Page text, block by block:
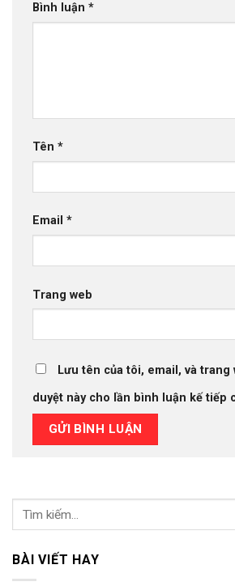
Bình luận *
Tên *
Email *
Trang web
Lưu tên của tôi, email, và
duyệt này cho lần bình luận kế tiếp
BÀI VIẾT HAY